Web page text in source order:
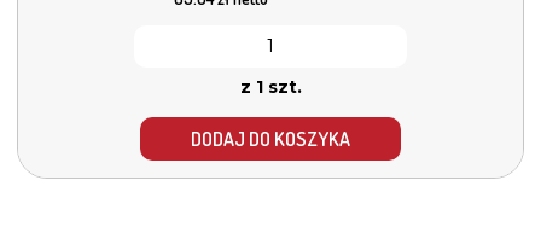
z 1 szt.
DODAJ DO KOSZYKA